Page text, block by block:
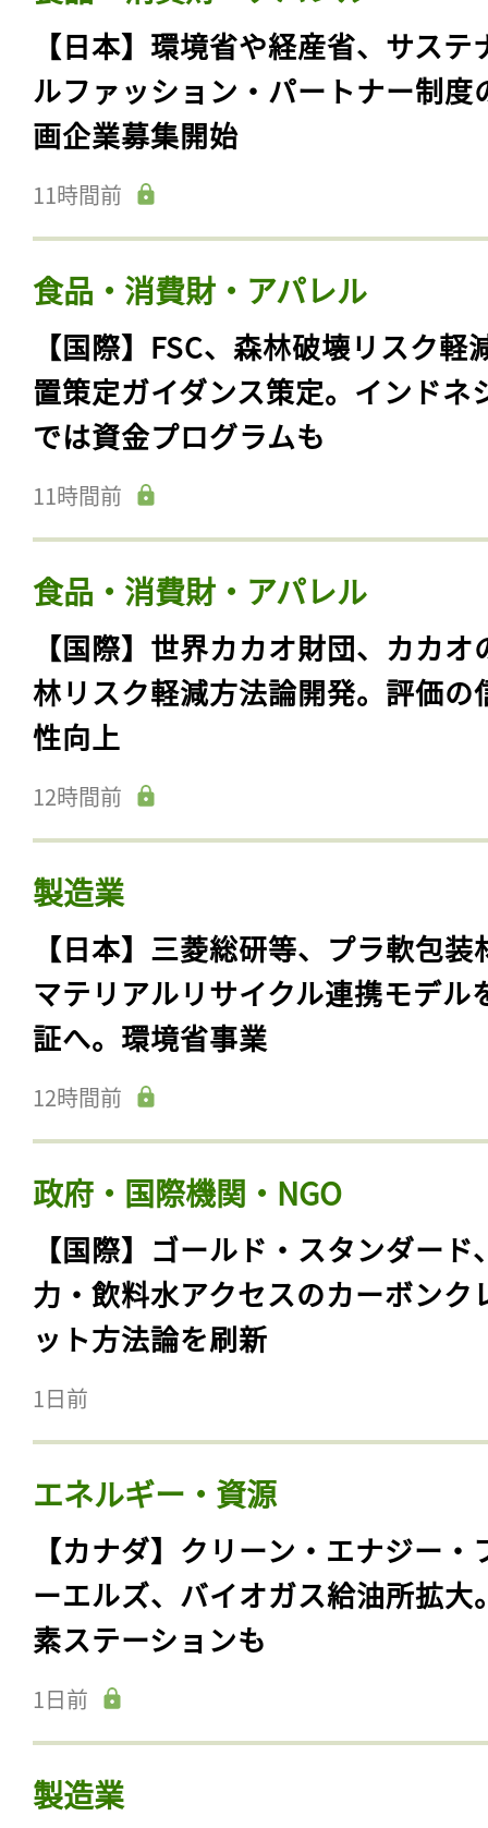
【日本】環境省や経産省、サステ
ルファッション・パートナー制度
画企業募集開始
11時間前
食品・消費財・アパレル
【国際】FSC、森林破壊リスク軽
置策定ガイダンス策定。インドネ
では資金プログラムも
11時間前
食品・消費財・アパレル
【国際】世界カカオ財団、カカオ
林リスク軽減方法論開発。評価の
性向上
12時間前
製造業
【日本】三菱総研等、プラ軟包装
マテリアルリサイクル連携モデル
証へ。環境省事業
12時間前
政府・国際機関・NGO
【国際】ゴールド・スタンダード
力・飲料水アクセスのカーボンク
ット方法論を刷新
1日前
エネルギー・資源
【カナダ】クリーン・エナジー・
ーエルズ、バイオガス給油所拡大
素ステーションも
1日前
製造業